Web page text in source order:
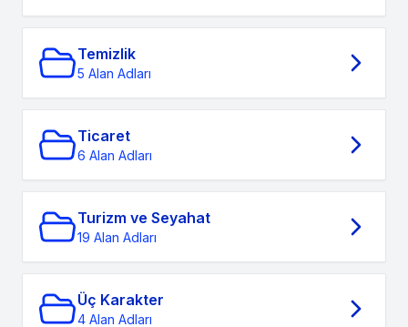
Temizlik
5 Alan Adları
Ticaret
6 Alan Adları
Turizm ve Seyahat
19 Alan Adları
Üç Karakter
4 Alan Adları